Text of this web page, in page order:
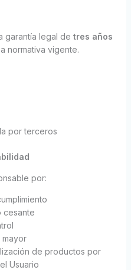
garantía legal de tres años
normativa vigente.
por terceros
por:
cesante
de productos por
Usuario